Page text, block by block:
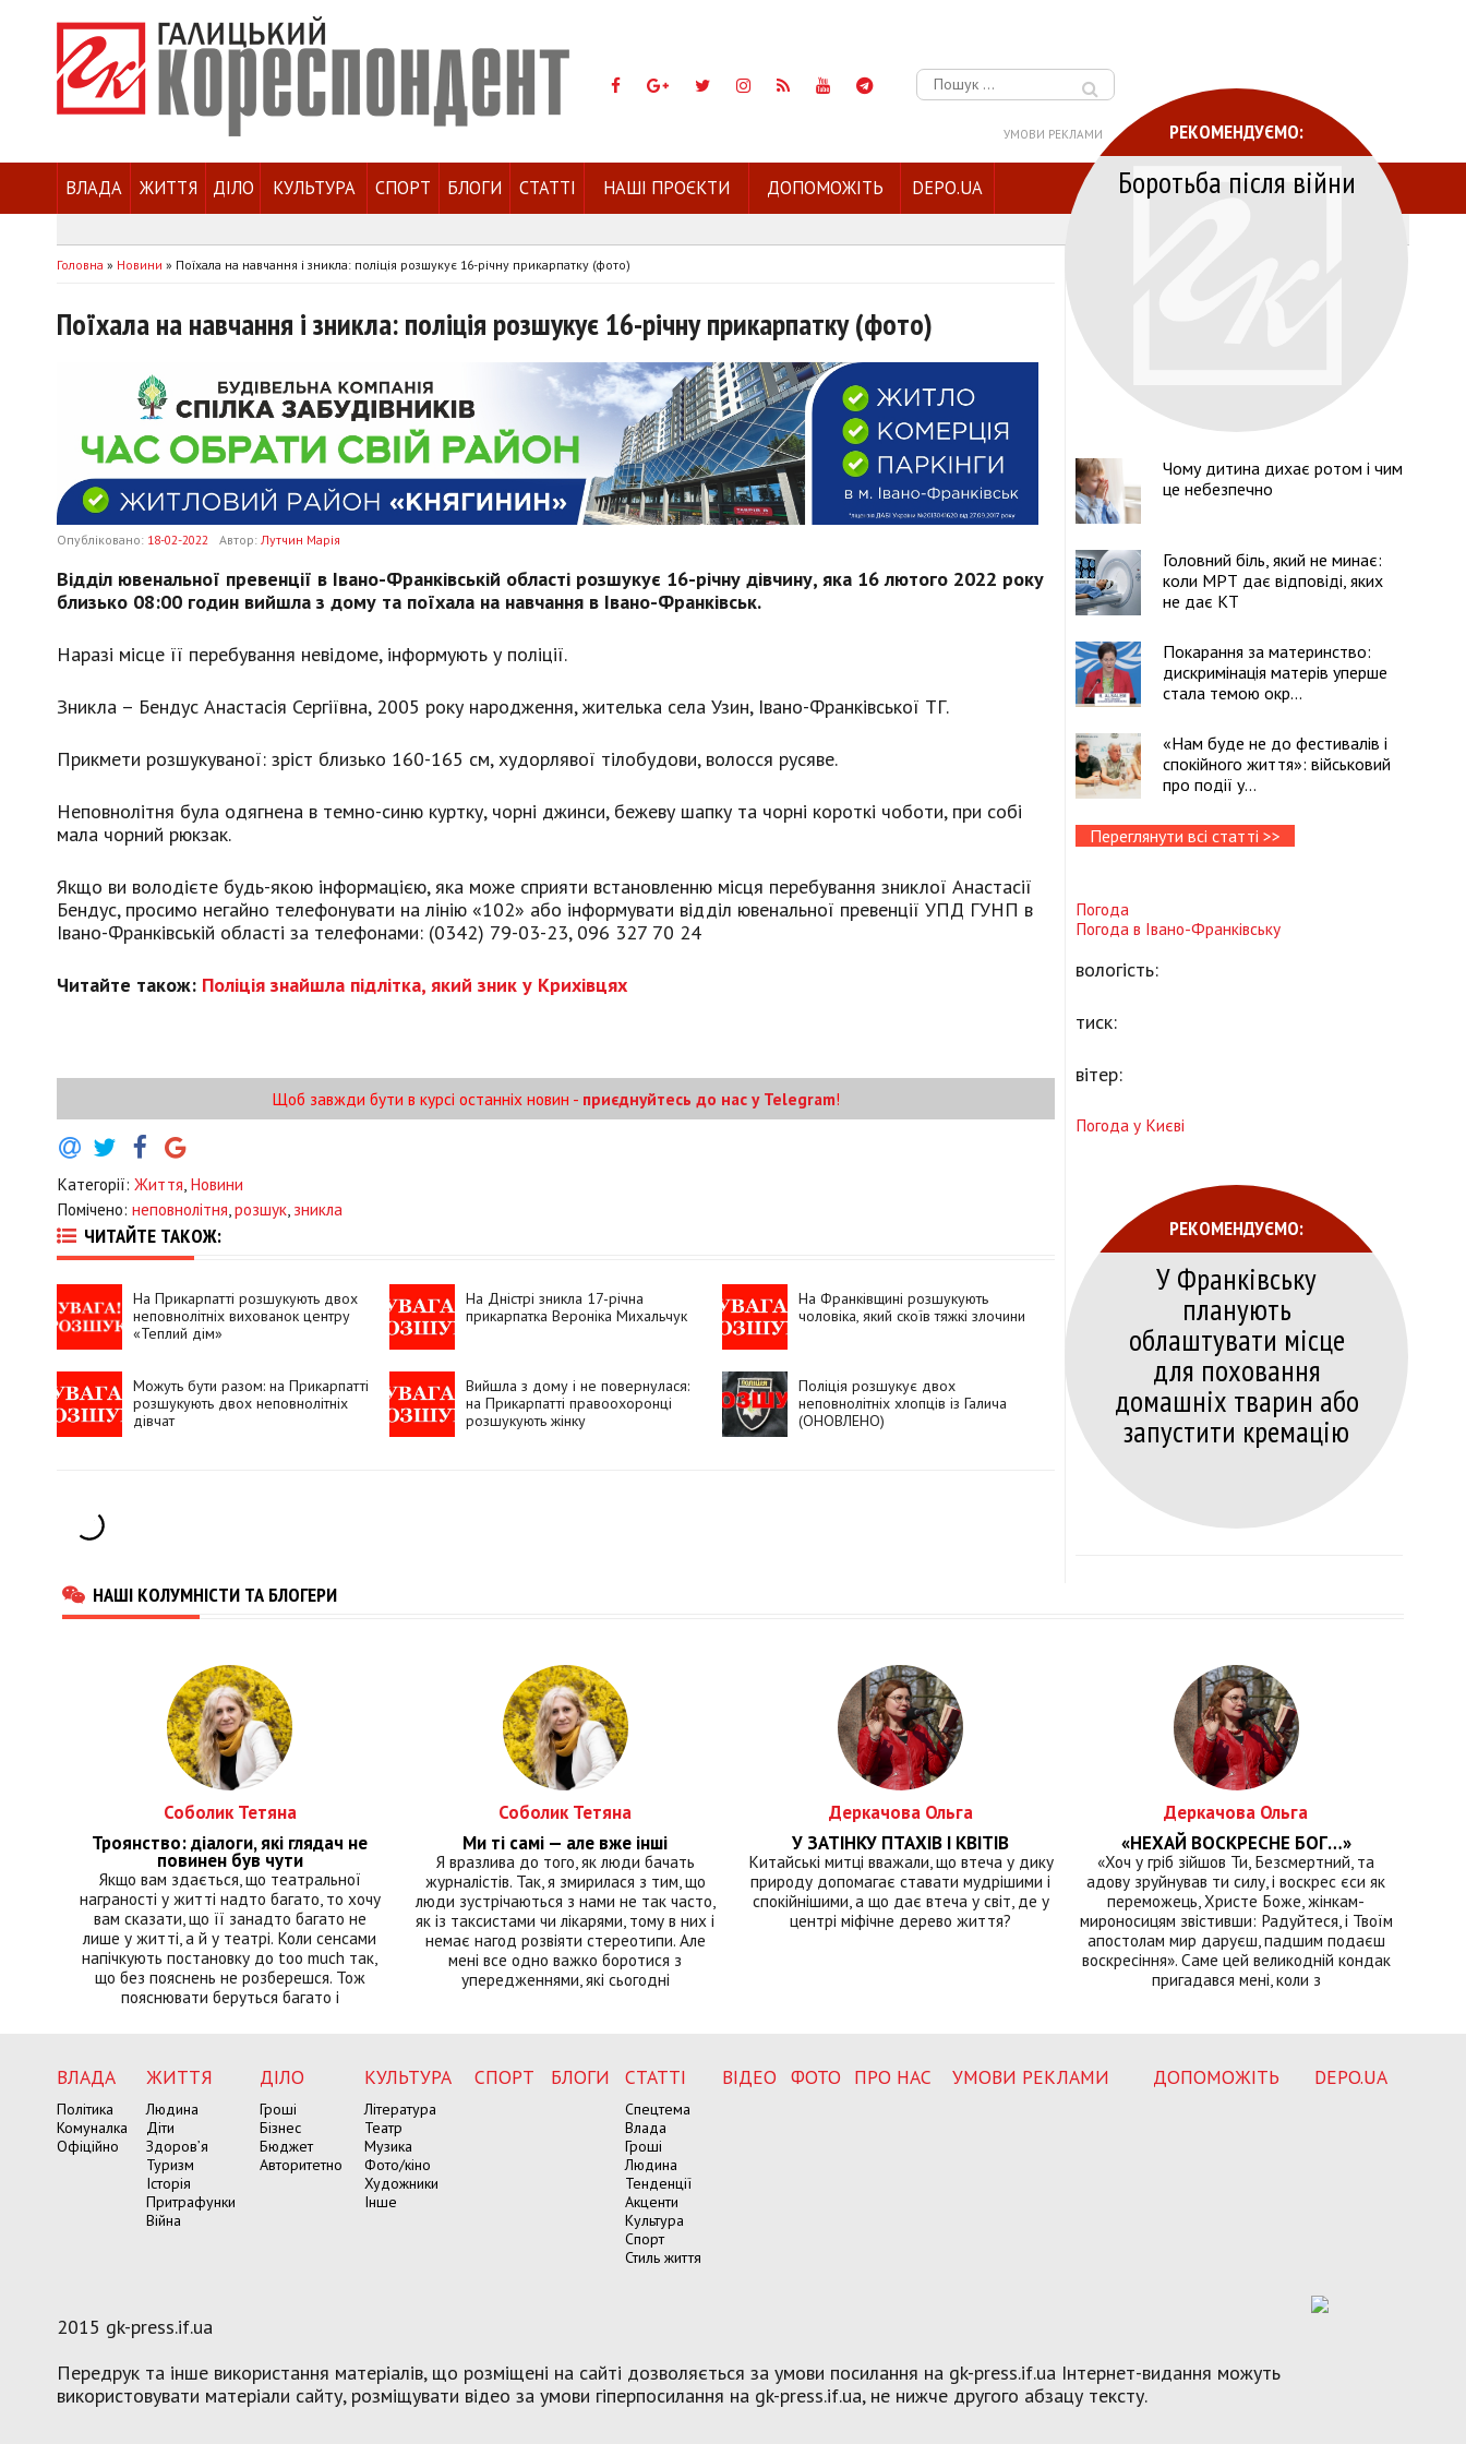
Пошук:
УМОВИ РЕКЛАМИ
ВЛАДА ЖИТТЯ ДІЛО КУЛЬТУРА СПОРТ БЛОГИ СТАТТІ НАШІ ПРОЄКТИ ДОПОМОЖІТЬ DEPO.UA
Головна » Новини » Поїхала на навчання і зникла: поліція розшукує 16-річну прикарпатку (фото)
Поїхала на навчання і зникла: поліція розшукує 16-річну прикарпатку (фото)
Опубліковано: 18-02-2022 Автор: Лутчин Марія
Відділ ювенальної превенції в Івано-Франківській області розшукує 16-річну дівчину, яка 16 лютого 2022 року
близько 08:00 годин вийшла з дому та поїхала на навчання в Івано-Франківськ.
Наразі місце її перебування невідоме, інформують у поліції.
Зникла – Бендус Анастасія Сергіївна, 2005 року народження, жителька села Узин, Івано-Франківської ТГ.
Прикмети розшукуваної: зріст близько 160-165 см, худорлявої тілобудови, волосся русяве.
Неповнолітня була одягнена в темно-синю куртку, чорні джинси, бежеву шапку та чорні короткі чоботи, при собі
мала чорний рюкзак.
Якщо ви володієте будь-якою інформацією, яка може сприяти встановленню місця перебування зниклої Анастасії
Бендус, просимо негайно телефонувати на лінію «102» або інформувати відділ ювенальної превенції УПД ГУНП в
Івано-Франківській області за телефонами: (0342) 79-03-23, 096 327 70 24
Читайте також: Поліція знайшла підлітка, який зник у Крихівцях
Щоб завжди бути в курсі останніх новин - приєднуйтесь до нас у Telegram!
Категорії: Життя, Новини
Помічено: неповнолітня,розшук, зникла
ЧИТАЙТЕ ТАКОЖ:
На Прикарпатті розшукують двох
неповнолітніх вихованок центру
«Теплий дім»
На Дністрі зникла 17-річна
прикарпатка Вероніка Михальчук
На Франківщині розшукують
чоловіка, який скоїв тяжкі злочини
Можуть бути разом: на Прикарпатті
розшукують двох неповнолітніх
дівчат
Вийшла з дому і не повернулася:
на Прикарпатті правоохоронці
розшукують жінку
Поліція розшукує двох
неповнолітніх хлопців із Галича
(ОНОВЛЕНО)
РЕКОМЕНДУЄМО:
Боротьба після війни
Чому дитина дихає ротом і чим
це небезпечно
Головний біль, який не минає:
коли МРТ дає відповіді, яких
не дає КТ
Покарання за материнство:
дискримінація матерів уперше
стала темою окр...
«Нам буде не до фестивалів і
спокійного життя»: військовий
про події у...
Переглянути всі статті >>
Погода
Погода в Івано-Франківську
вологість:
тиск:
вітер:
Погода у Києві
РЕКОМЕНДУЄМО:
У Франківську
планують
облаштувати місце
для поховання
домашніх тварин або
запустити кремацію
НАШІ КОЛУМНІСТИ ТА БЛОГЕРИ
Соболик Тетяна
Троянство: діалоги, які глядач не
повинен був чути
Якщо вам здається, що театральної
награності у житті надто багато, то хочу
вам сказати, що її занадто багато не
лише у житті, а й у театрі. Коли сенсами
напічкують постановку до too much так,
що без пояснень не розберешся. Тож
пояснювати беруться багато і
Соболик Тетяна
Ми ті самі — але вже інші
Я вразлива до того, як люди бачать
журналістів. Так, я змирилася з тим, що
люди зустрічаються з нами не так часто,
як із таксистами чи лікарями, тому в них і
немає нагод розвіяти стереотипи. Але
мені все одно важко боротися з
упередженнями, які сьогодні
Деркачова Ольга
У ЗАТІНКУ ПТАХІВ І КВІТІВ
Китайські митці вважали, що втеча у дику
природу допомагає ставати мудрішими і
спокійнішими, а що дає втеча у світ, де у
центрі міфічне дерево життя?
Деркачова Ольга
«НЕХАЙ ВОСКРЕСНЕ БОГ…»
«Хоч у гріб зійшов Ти, Безсмертний, та
адову зруйнував ти силу, і воскрес єси як
переможець, Христе Боже, жінкам-
мироносицям звістивши: Радуйтеся, і Твоїм
апостолам мир даруєш, падшим подаєш
воскресіння». Саме цей великодній кондак
пригадався мені, коли з
ВЛАДА
Політика
Комуналка
Офіційно
ЖИТТЯ
Людина
Діти
Здоров’я
Туризм
Історія
Притрафунки
Війна
ДІЛО
Гроші
Бізнес
Бюджет
Авторитетно
КУЛЬТУРА
Література
Театр
Музика
Фото/кіно
Художники
Інше
СПОРТ БЛОГИ СТАТТІ
Спецтема
Влада
Гроші
Людина
Тенденції
Акценти
Культура
Спорт
Стиль життя
ВІДЕО ФОТО ПРО НАС УМОВИ РЕКЛАМИ ДОПОМОЖІТЬ DEPO.UA
2015 gk-press.if.ua
Передрук та інше використання матеріалів, що розміщені на сайті дозволяється за умови посилання на gk-press.if.ua Інтернет-видання можуть
використовувати матеріали сайту, розміщувати відео за умови гіперпосилання на gk-press.if.ua, не нижче другого абзацу тексту.